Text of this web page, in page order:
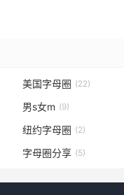
美国字母圈 (22)
男s女m (9)
纽约字母圈 (2)
字母圈分享 (5)